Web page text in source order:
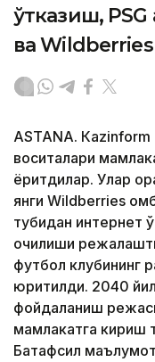
ўтказиш,
ва
ASTANА.
воситалари
ёритдилар. Улар
янги Wildberries
тубидан интернет
очилиши
футбол клубининг
юритилди. 2040
фойдаланиш
мамлакатга кириш
Батафсил